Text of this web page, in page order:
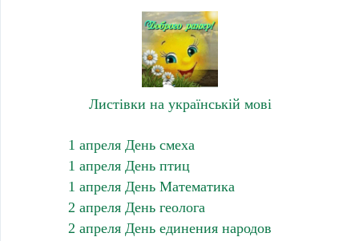
Листівки на українській мові
1 апреля День смеха
1 апреля День птиц
1 апреля День Математика
2 апреля День геолога
2 апреля День единения народов